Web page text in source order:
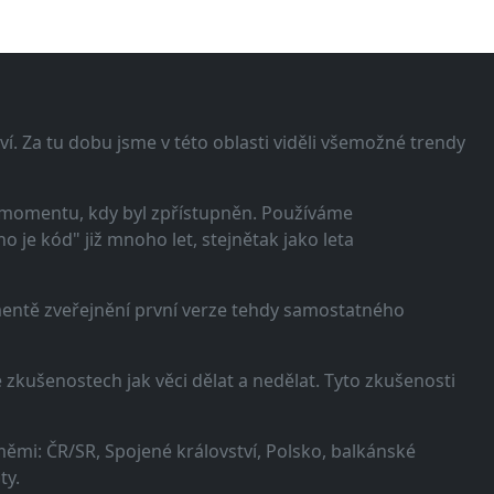
Za tu dobu jsme v této oblasti viděli všemožné trendy
kdy byl zpřístupněn. Používáme
je kód" již mnoho let, stejnětak jako leta
zveřejnění první verze tehdy samostatného
jak věci dělat a nedělat. Tyto zkušenosti
ČR/SR, Spojené království, Polsko, balkánské